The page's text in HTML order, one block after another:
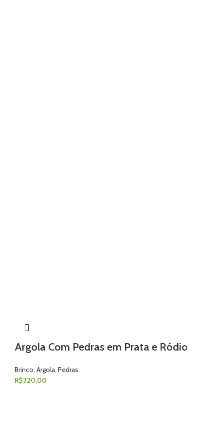
Argola Com Pedras em Prata e Ródio
Brinco Argola Pedras
R$320,00